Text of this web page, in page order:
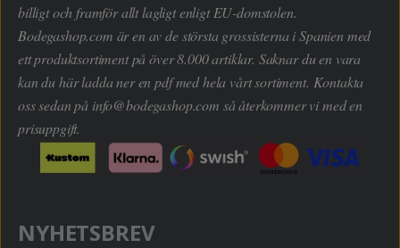
billigt och framför allt lagligt enligt EU-domstolen.
Bodegashop.com är en av de största grossisterna i Spanien med
ett produktsortiment på över 8.000 artiklar. Saknar du en vara
kan du här ladda ner en pdf med hela vårt sortiment. Kontakta
oss sedan på info@bodegashop.com så återkommer vi med en
prisuppgift.
NYHETSBREV